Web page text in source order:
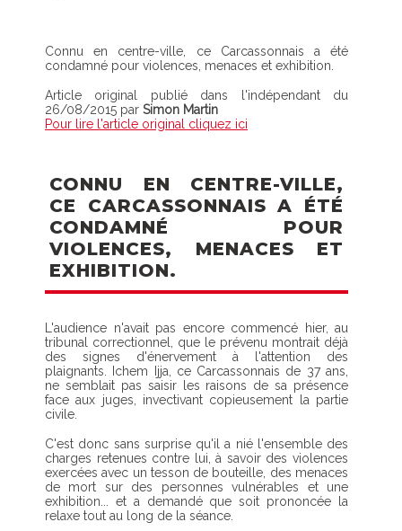
Connu en centre-ville, ce Carcassonnais a été
condamné pour violences, menaces et exhibition.
Article original publié dans l'indépendant du
26/08/2015 par Simon Martin
Pour lire l'article original cliquez ici
CONNU EN CENTRE-VILLE,
CE CARCASSONNAIS A ÉTÉ
CONDAMNÉ POUR
VIOLENCES, MENACES ET
EXHIBITION.
L'audience n'avait pas encore commencé hier, au
tribunal correctionnel, que le prévenu montrait déjà
des signes d'énervement à l'attention des
plaignants. Ichem Ijja, ce Carcassonnais de 37 ans,
ne semblait pas saisir les raisons de sa présence
face aux juges, invectivant copieusement la partie
civile.
C'est donc sans surprise qu'il a nié l'ensemble des
charges retenues contre lui, à savoir des violences
exercées avec un tesson de bouteille, des menaces
de mort sur des personnes vulnérables et une
exhibition... et a demandé que soit prononcée la
relaxe tout au long de la séance.